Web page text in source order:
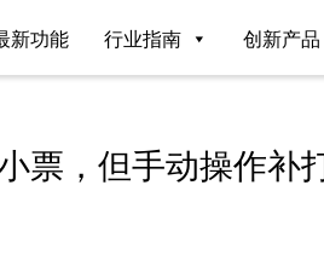
新功能 行业指南 创新产品
票，但手动操作补